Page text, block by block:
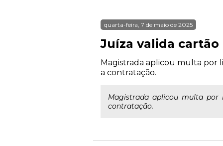
quarta-feira, 7 de maio de 2025
Juíza valida
Magistrada aplicou multa por
a contratação.
Magistrada aplicou multa por
contratação.